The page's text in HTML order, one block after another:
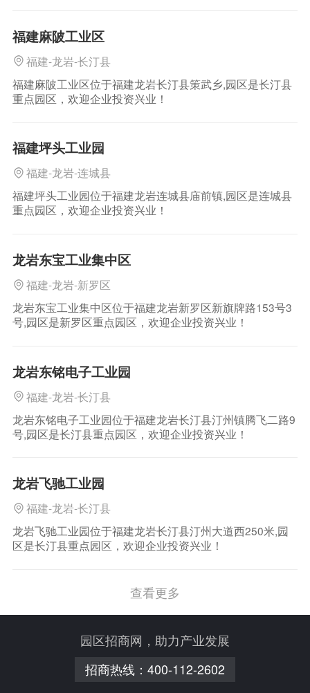
福建麻陂工业区
福建-龙岩-长汀县
福建麻陂工业区位于福建龙岩长汀县策武乡,园区是长汀县
重点园区，欢迎企业投资兴业！
福建坪头工业园
福建-龙岩-连城县
福建坪头工业园位于福建龙岩连城县庙前镇,园区是连城县
重点园区，欢迎企业投资兴业！
龙岩东宝工业集中区
福建-龙岩-新罗区
龙岩东宝工业集中区位于福建龙岩新罗区新旗牌路153号3
号,园区是新罗区重点园区，欢迎企业投资兴业！
龙岩东铭电子工业园
福建-龙岩-长汀县
龙岩东铭电子工业园位于福建龙岩长汀县汀州镇腾飞二路9
号,园区是长汀县重点园区，欢迎企业投资兴业！
龙岩飞驰工业园
福建-龙岩-长汀县
龙岩飞驰工业园位于福建龙岩长汀县汀州大道西250米,园
区是长汀县重点园区，欢迎企业投资兴业！
查看更多
园区招商网，助力产业发展
招商热线： 400-112-2602